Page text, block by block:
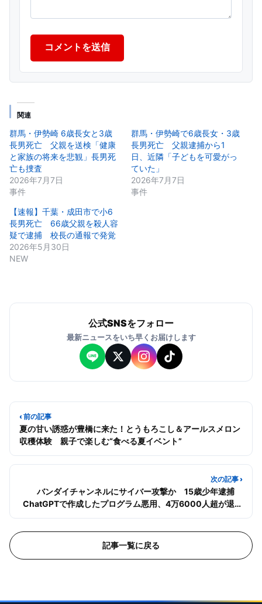
コメントを送信
関連
群馬・伊勢崎 6歳長女と3歳
長男死亡 父親を送検「健康
と家族の将来を悲観」長男死
亡も捜査
2026年7月7日
事件
群馬・伊勢崎で6歳長女・3歳
長男死亡 父親逮捕から1
日、近隣「子どもを可愛がっ
ていた」
2026年7月7日
事件
【速報】千葉・成田市で小6
長男死亡 66歳父親を殺人容
疑で逮捕 校長の通報で発覚
2026年5月30日
NEW
公式SNSをフォロー
最新ニュースをいち早くお届けします
‹ 前の記事
夏の甘い誘惑が豊橋に来た！とうもろこし＆アールスメロン
収穫体験 親子で楽しむ“食べる夏イベント”
次の記事 ›
バンダイチャンネルにサイバー攻撃か 15歳少年逮捕
ChatGPTで作成したプログラム悪用、4万6000人超が退会
処理
記事一覧に戻る